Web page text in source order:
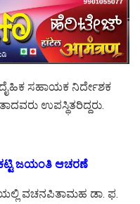
ಸಹಾಯಕ ನಿರ್ದೇಶಕ
ಉಪಸ್ಥಿತರಿದ್ದರು.
ಜಯಂತಿ ಆಚರಣೆ
ವಚನಪಿತಾಮಹ ಡಾ. ಫ.